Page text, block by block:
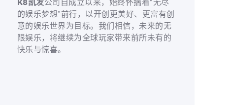
K8凯发公司自成立以来，始终怀揣着“无尽
的娱乐梦想”前行，以开创更美好、更富有创
意的娱乐世界为目标。我们相信，未来的无
限娱乐，将继续为全球玩家带来前所未有的
快乐与惊喜。